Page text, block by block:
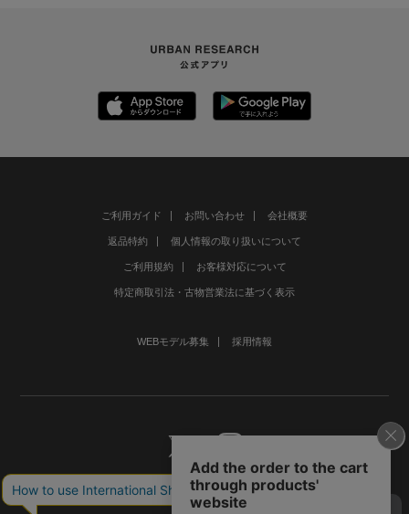
ご利用ガイド お問い合わせ 会社概要
返品特約 個人情報の取り扱いについて
ご利用規約 お客様対応について
特定商取引法・古物営業法に基づく表示
WEBモデル募集 採用情報